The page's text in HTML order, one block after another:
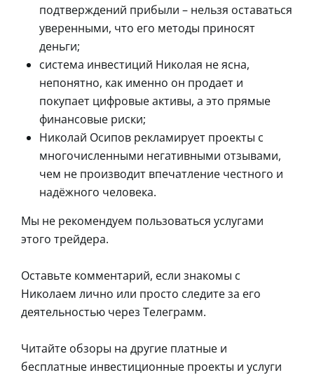
подтверждений прибыли – нельзя оставаться
уверенными, что его методы приносят
деньги;
система инвестиций Николая не ясна,
непонятно, как именно он продает и
покупает цифровые активы, а это прямые
финансовые риски;
Николай Осипов рекламирует проекты с
многочисленными негативными отзывами,
чем не производит впечатление честного и
надёжного человека.
Мы не рекомендуем пользоваться услугами
этого трейдера.
Оставьте комментарий, если знакомы с
Николаем лично или просто следите за его
деятельностью через Телеграмм.
Читайте обзоры на другие платные и
бесплатные инвестиционные проекты и услуги